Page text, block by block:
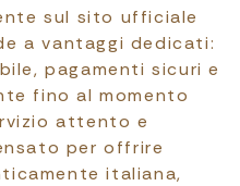
sul sito ufficiale
a vantaggi dedicati:
pagamenti sicuri e
fino al momento
attento e
per offrire
italiana,